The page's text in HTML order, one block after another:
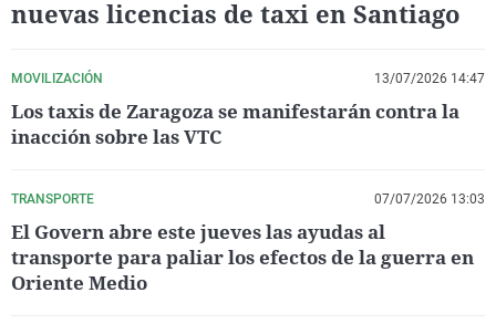
nuevas licencias de taxi en Santiago
MOVILIZACIÓN 13/07/2026 14:47
Los taxis de Zaragoza se manifestarán contra la
inacción sobre las VTC
TRANSPORTE 07/07/2026 13:03
El Govern abre este jueves las ayudas al
transporte para paliar los efectos de la guerra en
Oriente Medio